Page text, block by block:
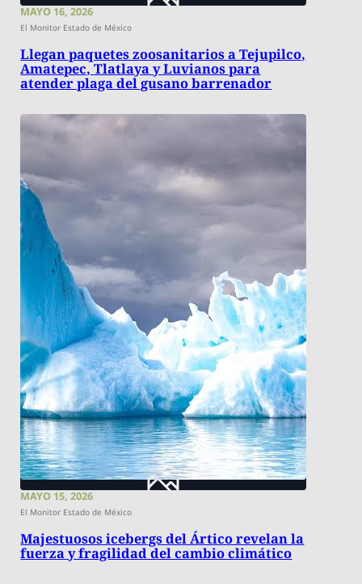
MAYO 16, 2026
El Monitor Estado de México
Llegan paquetes zoosanitarios a Tejupilco,
Amatepec, Tlatlaya y Luvianos para
atender plaga del gusano barrenador
MAYO 15, 2026
El Monitor Estado de México
Majestuosos icebergs del Ártico revelan la
fuerza y fragilidad del cambio climático